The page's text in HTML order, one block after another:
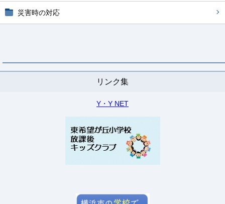
災害時の対応
リンク集
Y・Y NET